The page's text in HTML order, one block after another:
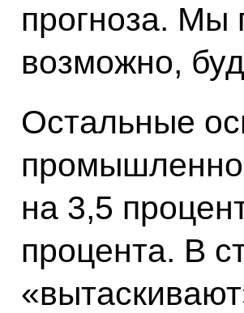
прогноза. Мы
возможно,
Остальные
на 3,5
процента. В